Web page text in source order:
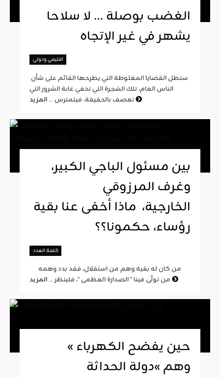
الغضب بوصلة … لا سلاحا
يشهر في غير الإتجاه
اقليمي ودولي
الناس العام، تلك الشجرة التي تخفي غابة الشرور التي
تعصف بالحقيقة، فيتمترس ...
بين مسئول الباجي الكبير،
وغرف المرزوقي
الخارجية، ماذا أخفى عنا بقية
رؤساء، حكمونا؟؟
كلمة العدد
من تولّى فينا " الصدارة العظمى "، فلينظر ...
« حين يفضح الكهرباء
وهم »دولة الحداثة